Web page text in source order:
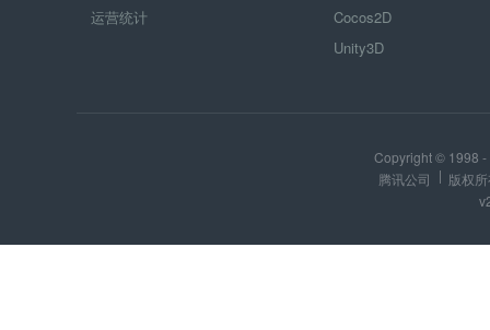
运营统计
Cocos2D
Unity3D
Copyright © 1998 -
腾讯公司
版权